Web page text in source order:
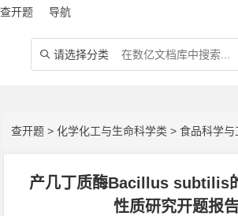
查开题 导航
 请选择分类
查开题 >化学化工与生命科学类 >食品科学与
产几丁质酶Bacillus subtilis
性质研究开题报